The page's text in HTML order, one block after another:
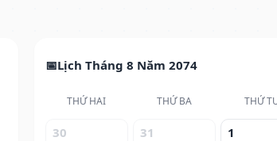
Lịch Tháng 8 Năm 2074
THỨ HAI THỨ BA THỨ
30 31 1